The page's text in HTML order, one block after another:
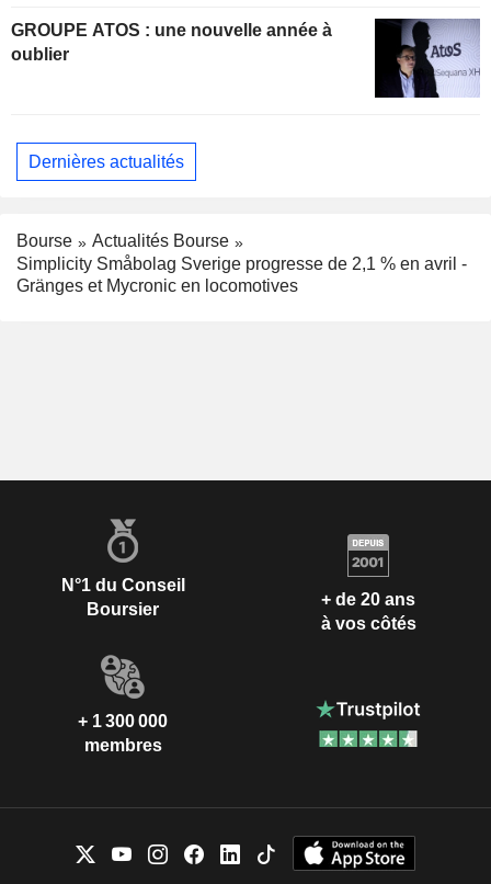
GROUPE ATOS : une nouvelle année à
oublier
Dernières actualités
Bourse
Actualités Bourse
Simplicity Småbolag Sverige progresse de 2,1 % en avril -
Gränges et Mycronic en locomotives
N°1 du Conseil
Boursier
+ de 20 ans
à vos côtés
+ 1 300 000
membres